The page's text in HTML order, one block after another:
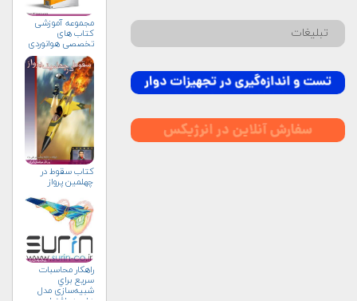
تبلیغات
مجموعه آموزشی
کتاب های
تخصصی هوانوردی
كتاب سقوط در
چهلمين پرواز
راهکار محاسبات
سريع براي
شبیه‌سازی مدل